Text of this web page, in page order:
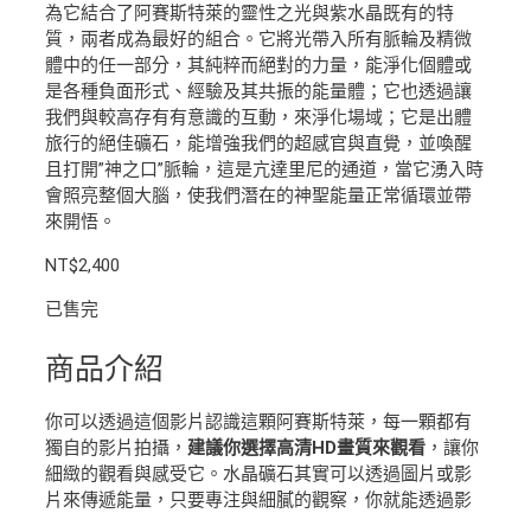
為它結合了阿賽斯特萊的靈性之光與紫水晶既有的特
質，兩者成為最好的組合。它將光帶入所有脈輪及精微
體中的任一部分，其純粹而絕對的力量，能淨化個體或
是各種負面形式、經驗及其共振的能量體；它也透過讓
我們與較高存有有意識的互動，來淨化場域；它是出體
旅行的絕佳礦石，能增強我們的超感官與直覺，並喚醒
且打開”神之口”脈輪，這是亢達里尼的通道，當它湧入時
會照亮整個大腦，使我們潛在的神聖能量正常循環並帶
來開悟。
NT$2,400
已售完
商品介紹
你可以透過這個影片認識這顆阿賽斯特萊，每一顆都有
獨自的影片拍攝， 建議你選擇高清HD畫質來觀看 ，讓你
細緻的觀看與感受它。水晶礦石其實可以透過圖片或影
片來傳遞能量，只要專注與細膩的觀察，你就能透過影